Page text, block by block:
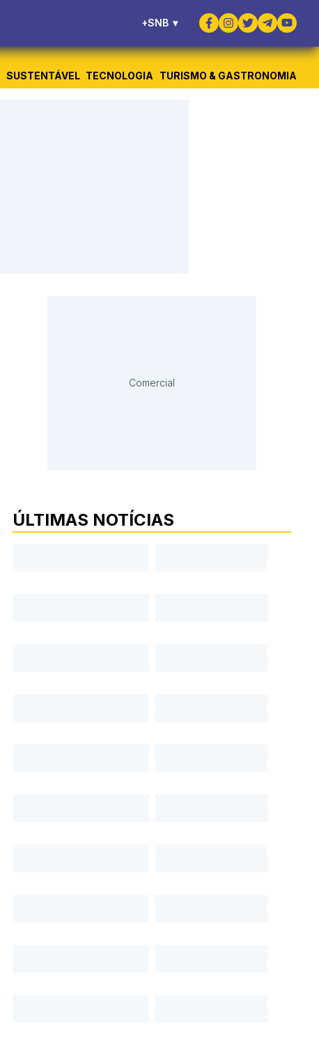
+SNB ▾
SUSTENTÁVEL TECNOLOGIA TURISMO & GASTRONOMIA
Comercial
ÚLTIMAS NOTÍCIAS